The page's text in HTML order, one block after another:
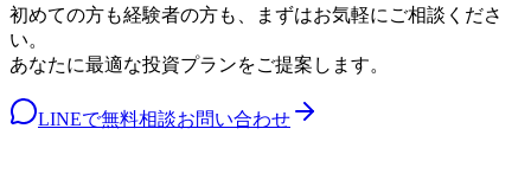
初めての方も経験者の方も、まずはお気軽にご相談くださ
い。
あなたに最適な投資プランをご提案します。
LINEで無料相談お問い合わせ